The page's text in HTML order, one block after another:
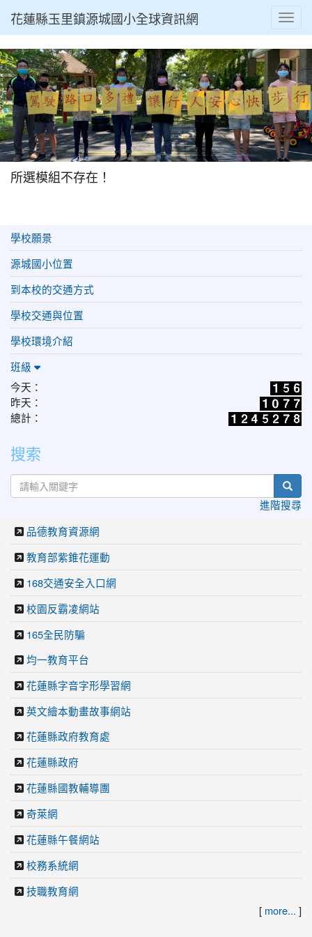
花蓮縣玉里鎮源城國小全球資訊網
所選模組不存在！
學校願景
源城國小位置
到本校的交通方式
學校交通與位置
學校環境介紹
班級
今天：
昨天：
總計：
搜索
進階搜尋
品德教育資源網
教育部紫錐花運動
168交通安全入口網
校園反霸凌網站
165全民防騙
均一教育平台
花蓮縣字音字形學習網
英文繪本動畫故事網站
花蓮縣政府教育處
花蓮縣政府
花蓮縣國教輔導團
奇萊網
花蓮縣午餐網站
校務系統網
技職教育網
[ more... ]